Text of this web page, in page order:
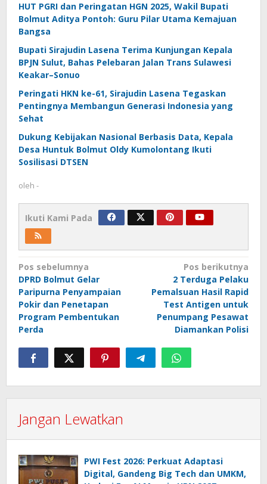
HUT PGRI dan Peringatan HGN 2025, Wakil Bupati
Bolmut Aditya Pontoh: Guru Pilar Utama Kemajuan
Bangsa
Bupati Sirajudin Lasena Terima Kunjungan Kepala
BPJN Sulut, Bahas Pelebaran Jalan Trans Sulawesi
Keakar–Sonuo
Peringati HKN ke-61, Sirajudin Lasena Tegaskan
Pentingnya Membangun Generasi Indonesia yang
Sehat
Dukung Kebijakan Nasional Berbasis Data, Kepala
Desa Huntuk Bolmut Oldy Kumolontang Ikuti
Sosilisasi DTSEN
oleh -
Ikuti Kami Pada
Navigasi
pos
Pos sebelumnya
DPRD Bolmut Gelar
Paripurna Penyampaian
Pokir dan Penetapan
Program Pembentukan
Perda
Pos berikutnya
2 Terduga Pelaku
Pemalsuan Hasil Rapid
Test Antigen untuk
Penumpang Pesawat
Diamankan Polisi
Jangan Lewatkan
PWI Fest 2026: Perkuat Adaptasi
Digital, Gandeng Big Tech dan UMKM,